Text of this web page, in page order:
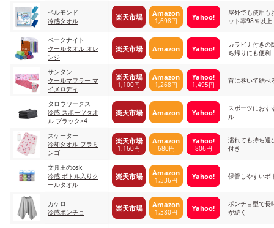
ベルモンド
冷感タオル
楽天市場 Amazon
1,698円 Yahoo!
屋外でも使用も
ット率98％以上
ベークナイト
クールタオル オレ
ンジ
楽天市場 Amazon Yahoo!
カラビナ付きの
ち帰りにも便利
サンタン
クールマフラー マ
イメロディ
楽天市場
1,100円
Amazon
1,268円
Yahoo!
1,495円 首に巻いて結べ
タロウワークス
冷感 スポーツタオ
ル ブラック×4
楽天市場 Amazon Yahoo!
スポーツにおす
ル
スケーター
冷却タオル フラミ
ンゴ
楽天市場
1,160円
Amazon
680円
Yahoo!
806円
濡れても持ち運
付き
文具王のosk
冷感 ボトル入りク
ールタオル
楽天市場 Amazon
1,536円 Yahoo! 保管しやすいボ
カケロ
冷感ポンチョ
楽天市場 Amazon
1,380円 Yahoo!
ポンチョ型で長
が続く